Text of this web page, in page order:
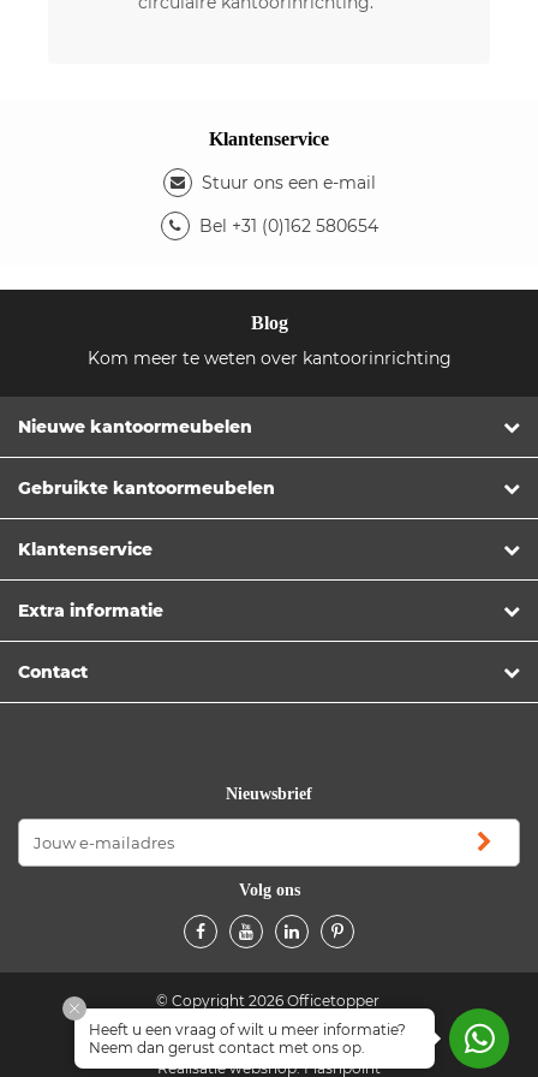
Klantenservice
Stuur ons een e-mail
Bel +31 (0)162 580654
Blog
Kom meer te weten over kantoorinrichting
Nieuwe kantoormeubelen
Gebruikte kantoormeubelen
Klantenservice
Extra informatie
Contact
Nieuwsbrief
Volg ons
© Copyright 2026 Officetopper
Algemene voorwaarden Privacyverklaring
Realisatie webshop:Flashpoint
Heeft u een vraag of wilt u meer informatie?
Neem dan gerust contact met ons op.